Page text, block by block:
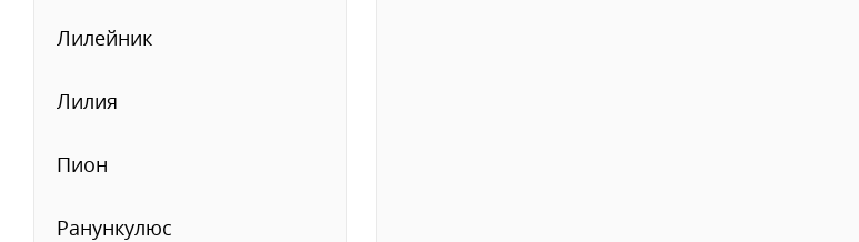
Лилейник
Лилия
Пион
Ранункулюс